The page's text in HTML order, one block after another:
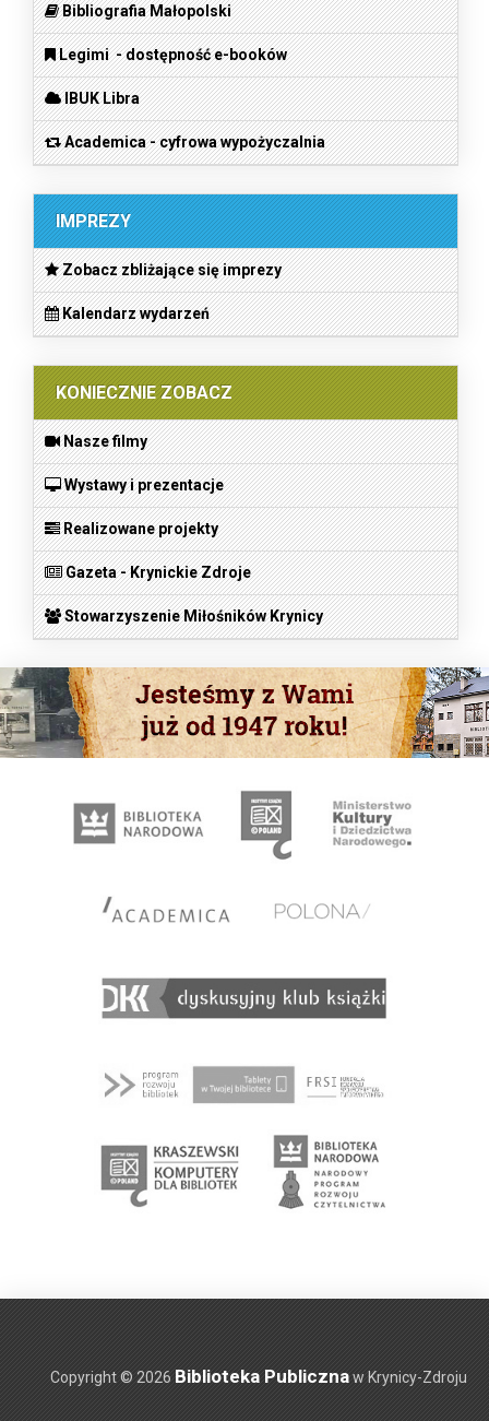
Bibliografia Małopolski
Legimi - dostępność e-booków
IBUK Libra
Academica - cyfrowa wypożyczalnia
IMPREZY
Zobacz zbliżające się imprezy
Kalendarz wydarzeń
KONIECZNIE ZOBACZ
Nasze filmy
Wystawy i prezentacje
Realizowane projekty
Gazeta - Krynickie Zdroje
Stowarzyszenie Miłośników Krynicy
Copyright © 2026 Biblioteka Publicznaw Krynicy-Zdroju